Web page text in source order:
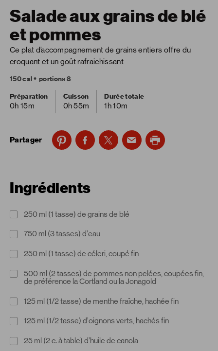
Salade aux grains de blé
et pommes
Ce plat d’accompagnement de grains entiers offre du
croquant et un goût rafraichissant
150 cal
portions 8
Préparation
0h 15m
Cuisson
0h 55m
Durée totale
1h 10m
Partager
Ingrédients
250 ml (1 tasse) de grains de blé
750 ml (3 tasses) d’eau
250 ml (1 tasse) de céleri, coupé fin
500 ml (2 tasses) de pommes non pelées, coupées fin,
de préférence la Cortland ou la Jonagold
125 ml (1/2 tasse) de menthe fraîche, hachée fin
125 ml (1/2 tasse) d’oignons verts, hachés fin
25 ml (2 c. à table) d’huile de canola